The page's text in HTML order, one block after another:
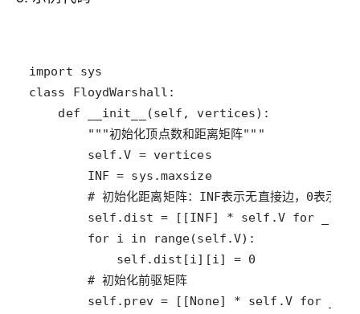
import
sys
class
FloydWarshall
def
__init__ (self , vertices
"""初始化顶点数和距离矩阵"""
self .V = vertices
INF = sys .maxsize
# 初始化距离矩阵：INF表示无直接边，0表示自
self . dist = [[INF] * self .V for
for i in range(self .V
self . dist [i][i] = 0
# 初始化前驱矩阵
self . prev = [[None] * self .V for